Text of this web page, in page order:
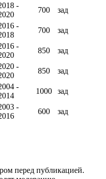
-
700 зад
-
700 зад
-
850 зад
-
850 зад
-
1000 зад
-
600 зад
перед публикацией.